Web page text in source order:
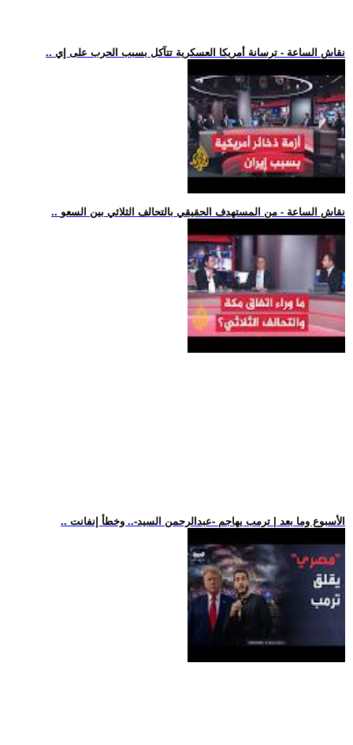
.. نقاش الساعة - ترسانة أمريكا العسكرية تتآكل بسبب الحرب على إي
.. نقاش الساعة - من المستهدف الحقيقي بالتحالف الثلاثي بين السعو
.. الأسبوع وما بعد | ترمب يهاجم -عبدالرحمن السيد-.. وخطأ إنفانت